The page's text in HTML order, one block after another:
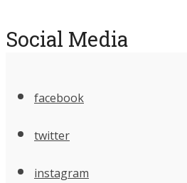
Social Media
facebook
twitter
instagram